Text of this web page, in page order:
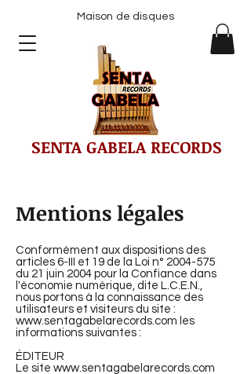
SENTA GABELA RECORDS
Maison de disques
Mentions légales
Conformément aux dispositions des
articles 6-III et 19 de la Loi n° 2004-575
du 21 juin 2004 pour la Confiance dans
l'économie numérique, dite L.C.E.N.,
nous portons à la connaissance des
utilisateurs et visiteurs du site :
www.sentagabelarecords.com les
informations suivantes :
ÉDITEUR
Le site www.sentagabelarecords.com